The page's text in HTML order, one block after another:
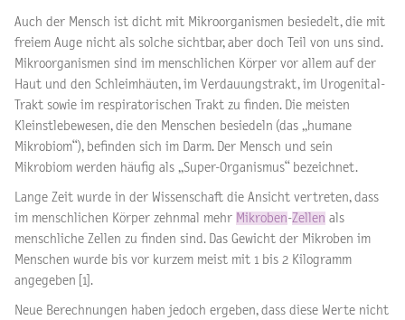
Auch der Mensch ist dicht mit Mikroorganismen besiedelt, die mit
freiem Auge nicht als solche sichtbar, aber doch Teil von uns sind.
Mikroorganismen sind im menschlichen Körper vor allem auf der
Haut und den Schleimhäuten, im Verdauungstrakt, im Urogenital-
Trakt sowie im respiratorischen Trakt zu finden. Die meisten
Kleinstlebewesen, die den Menschen besiedeln (das „humane
Mikrobiom“), befinden sich im Darm. Der Mensch und sein
Mikrobiom werden häufig als „Super-Organismus“ bezeichnet.
Lange Zeit wurde in der Wissenschaft die Ansicht vertreten, dass
im menschlichen Körper zehnmal mehr Mikroben-Zellen als
menschliche Zellen zu finden sind. Das Gewicht der Mikroben im
Menschen wurde bis vor kurzem meist mit 1 bis 2 Kilogramm
angegeben [1].
Neue Berechnungen haben jedoch ergeben, dass diese Werte nicht